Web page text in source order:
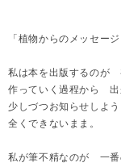
「植物からのメッセー
私は本を出版するのが
作っていく過程から 出
少しづつお知らせしよ
全くできないまま。
私が筆不精なのが 一番